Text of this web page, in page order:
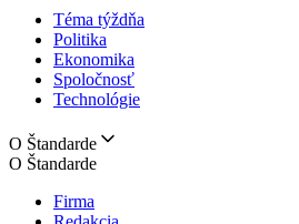
Téma týždňa
Politika
Ekonomika
Spoločnosť
Technológie
O Štandarde
O Štandarde
Firma